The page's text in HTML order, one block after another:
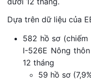
Dựa trên dữ liệu của
582 hồ sơ
I-526E Nông
12 tháng
59 hồ sơ